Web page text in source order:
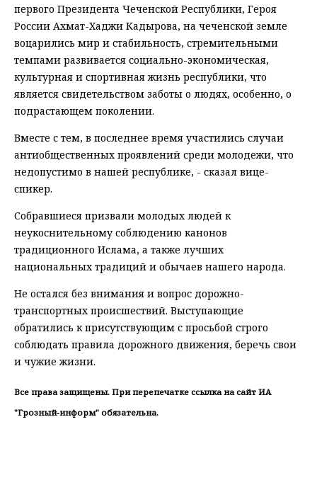
первого Президента Чеченской Республики, Героя
России Ахмат-Хаджи Кадырова, на чеченской земле
воцарились мир и стабильность, стремительными
темпами развивается социально-экономическая,
культурная и спортивная жизнь республики, что
является свидетельством заботы о людях, особенно, о
подрастающем поколении.
Вместе с тем, в последнее время участились случаи
антиобщественных проявлений среди молодежи, что
недопустимо в нашей республике, - сказал вице-
спикер.
Собравшиеся призвали молодых людей к
неукоснительному соблюдению канонов
традиционного Ислама, а также лучших
национальных традиций и обычаев нашего народа.
Не остался без внимания и вопрос дорожно-
транспортных происшествий. Выступающие
обратились к присутствующим с просьбой строго
соблюдать правила дорожного движения, беречь свои
и чужие жизни.
Все права защищены. При перепечатке ссылка на сайт ИА
"Грозный-информ" обязательна.